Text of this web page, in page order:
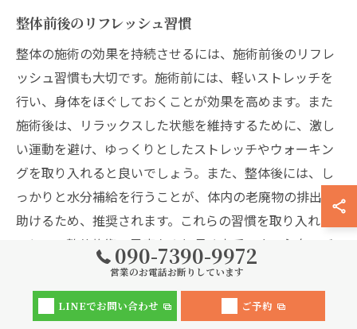
整体前後のリフレッシュ習慣
整体の施術の効果を持続させるには、施術前後のリフレ
ッシュ習慣も大切です。施術前には、軽いストレッチを
行い、身体をほぐしておくことが効果を高めます。また
施術後は、リラックスした状態を維持するために、激し
い運動を避け、ゆっくりとしたストレッチやウォーキン
グを取り入れると良いでしょう。また、整体後には、し
っかりと水分補給を行うことが、体内の老廃物の排出を
助けるため、推奨されます。これらの習慣を取り入れる
ことで、整体施術の恩恵をより長く享受でき、心身のバ
ランスが整った状態を維持することが可能です。
090-7390-9972
営業のお電話お断りしています
LINEでお問い合わせ ご予約